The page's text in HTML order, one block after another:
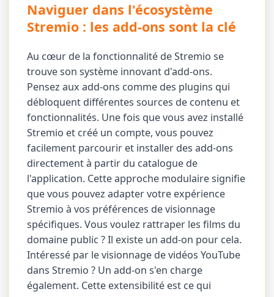
Naviguer dans l'écosystème
Stremio : les add-ons sont la clé
Au cœur de la fonctionnalité de Stremio se
trouve son système innovant d'add-ons.
Pensez aux add-ons comme des plugins qui
débloquent différentes sources de contenu et
fonctionnalités. Une fois que vous avez installé
Stremio et créé un compte, vous pouvez
facilement parcourir et installer des add-ons
directement à partir du catalogue de
l'application. Cette approche modulaire signifie
que vous pouvez adapter votre expérience
Stremio à vos préférences de visionnage
spécifiques. Vous voulez rattraper les films du
domaine public ? Il existe un add-on pour cela.
Intéressé par le visionnage de vidéos YouTube
dans Stremio ? Un add-on s'en charge
également. Cette extensibilité est ce qui